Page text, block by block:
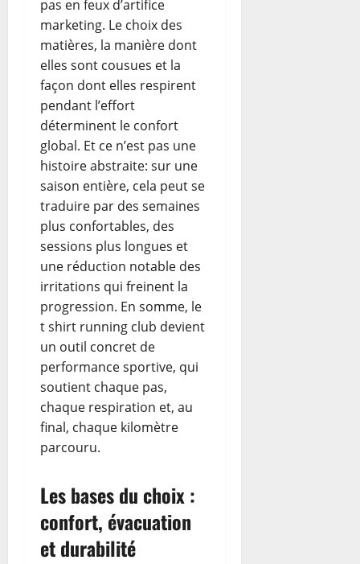
pas en feux d’artifice
marketing. Le choix des
matières, la manière dont
elles sont cousues et la
façon dont elles respirent
pendant l’effort
déterminent le confort
global. Et ce n’est pas une
histoire abstraite: sur une
saison entière, cela peut se
traduire par des semaines
plus confortables, des
sessions plus longues et
une réduction notable des
irritations qui freinent la
progression. En somme, le
t shirt running club devient
un outil concret de
performance sportive, qui
soutient chaque pas,
chaque respiration et, au
final, chaque kilomètre
parcouru.
Les bases du choix :
confort, évacuation
et durabilité